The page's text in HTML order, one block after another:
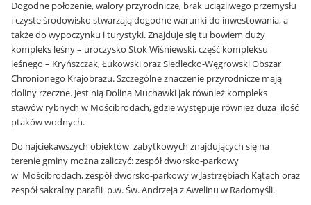
Dogodne położenie, walory przyrodnicze, brak uciążliwego przemysłu
i czyste środowisko stwarzają dogodne warunki do inwestowania, a
także do wypoczynku i turystyki. Znajduje się tu bowiem duży
kompleks leśny – uroczysko Stok Wiśniewski, część kompleksu
leśnego – Kryńszczak, Łukowski oraz Siedlecko-Węgrowski Obszar
Chronionego Krajobrazu. Szczególne znaczenie przyrodnicze mają
doliny rzeczne. Jest nią Dolina Muchawki jak również kompleks
stawów rybnych w Mościbrodach, gdzie występuje również duża ilość
ptaków wodnych.
Do najciekawszych obiektów zabytkowych znajdujących się na
terenie gminy można zaliczyć: zespół dworsko-parkowy
w Mościbrodach, zespół dworsko-parkowy w Jastrzębiach Kątach oraz
zespół sakralny parafii p.w. Św. Andrzeja z Awelinu w Radomyśli.